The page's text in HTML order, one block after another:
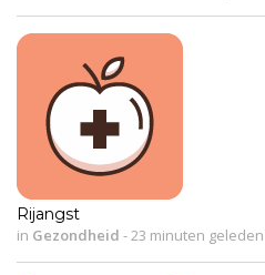
Rijangst
in Gezondheid - 23 minuten geleden